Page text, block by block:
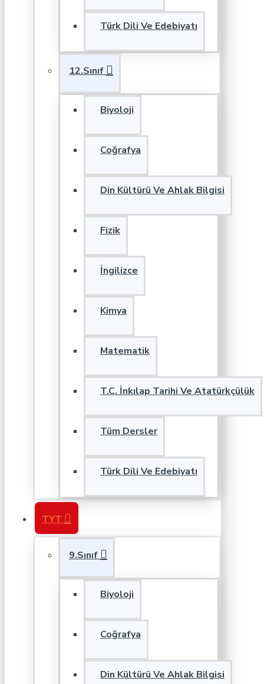
Türk Dili Ve Edebiyatı
12.Sınıf
Biyoloji
Coğrafya
Din Kültürü Ve Ahlak Bilgisi
Fizik
İngilizce
Kimya
Matematik
T.C. İnkılap Tarihi Ve Atatürkçülük
Tüm Dersler
Türk Dili Ve Edebiyatı
TYT
9.Sınıf
Biyoloji
Coğrafya
Din Kültürü Ve Ahlak Bilgisi